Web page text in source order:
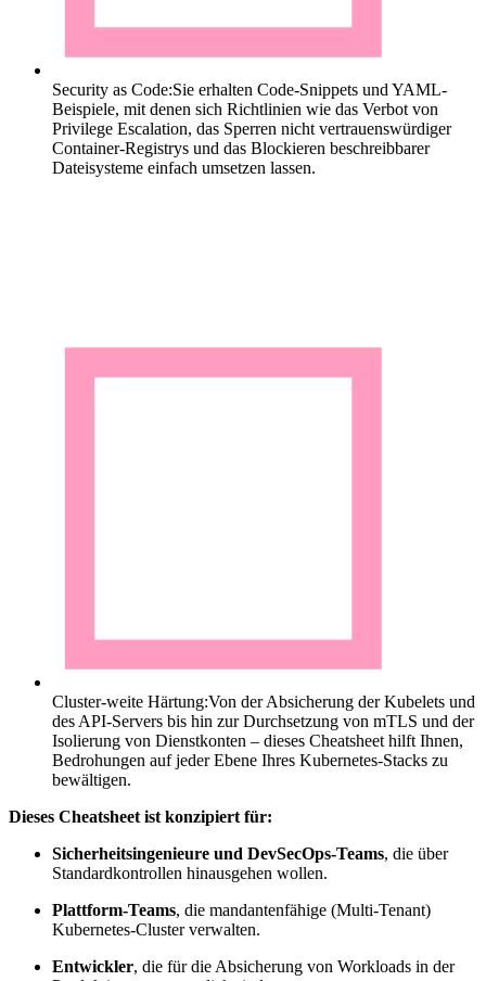
Security as Code:Sie erhalten Code-Snippets und YAML-
Beispiele, mit denen sich Richtlinien wie das Verbot von
Privilege Escalation, das Sperren nicht vertrauenswürdiger
Container-Registrys und das Blockieren beschreibbarer
Dateisysteme einfach umsetzen lassen.
Cluster-weite Härtung:Von der Absicherung der Kubelets und
des API-Servers bis hin zur Durchsetzung von mTLS und der
Isolierung von Dienstkonten – dieses Cheatsheet hilft Ihnen,
Bedrohungen auf jeder Ebene Ihres Kubernetes-Stacks zu
bewältigen.
Dieses Cheatsheet ist konzipiert für:
Sicherheitsingenieure und DevSecOps-Teams, die über
Standardkontrollen hinausgehen wollen.
Plattform-Teams, die mandantenfähige (Multi-Tenant)
Kubernetes-Cluster verwalten.
Entwickler, die für die Absicherung von Workloads in der